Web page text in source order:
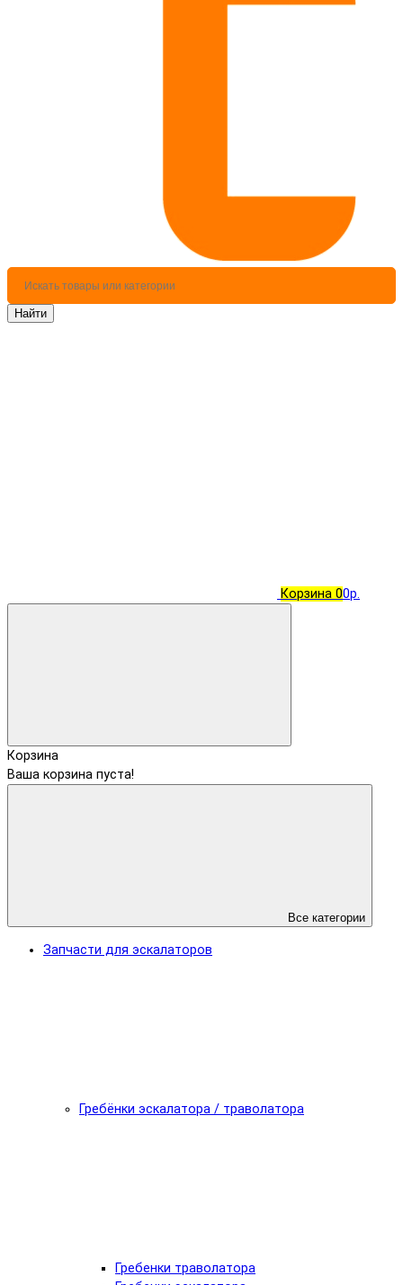
Найти
Корзина 00р.
Корзина
Ваша корзина пуста!
Все категории
Запчасти для эскалаторов
Гребёнки эскалатора / траволатора
Гребенки траволатора